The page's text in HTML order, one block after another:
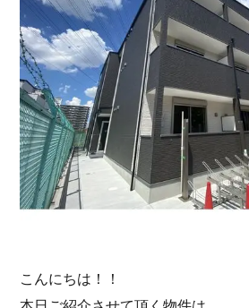
こんにちは！！